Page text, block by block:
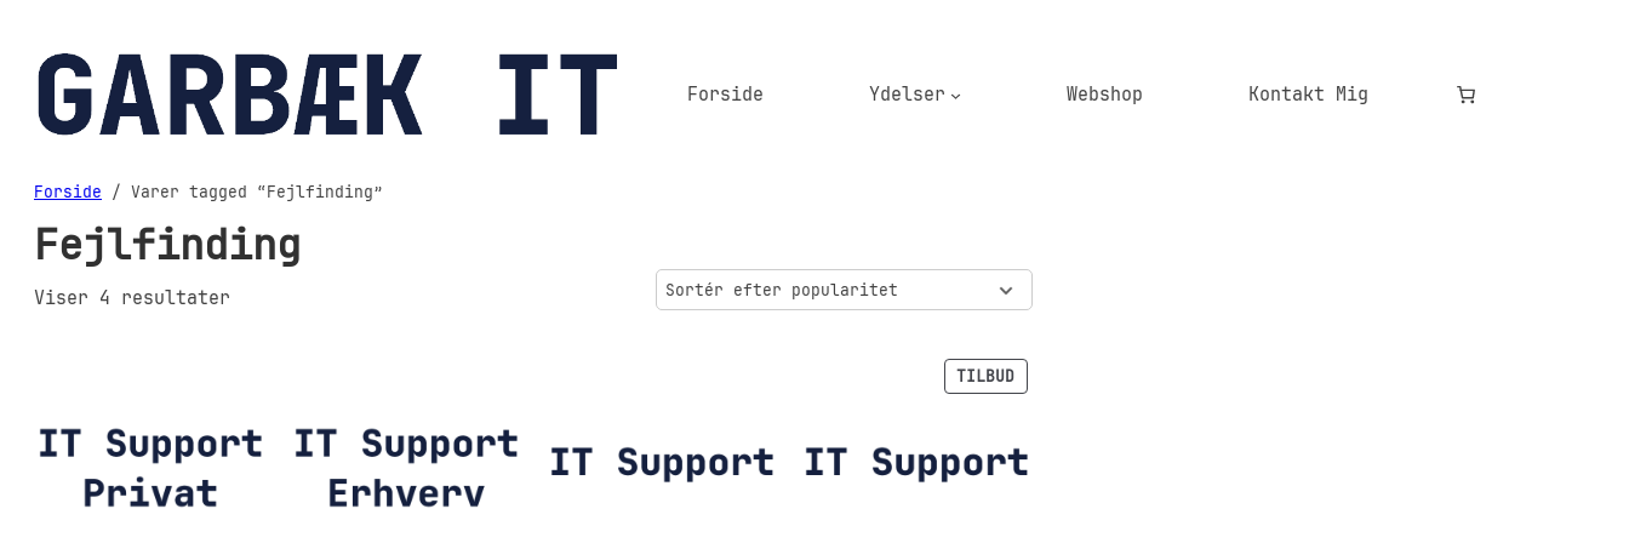
indhold
Forside Ydelser Webshop Kontakt Mig
Forside / Varer tagged “Fejlfinding”
Fejlfinding
Viser 4 resultater
TILBUDVARE
PÅ